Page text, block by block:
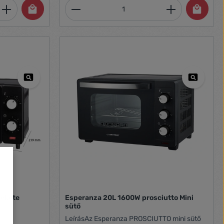
vagy használja a gombokat a
Adja meg a kívánt mennyiséget, vagy
Termékmennyiség: Adja
Esperanza 20L 1600W prosciutto Mini
sütő
LeírásAz Esperanza PROSCIUTTO mini sütő